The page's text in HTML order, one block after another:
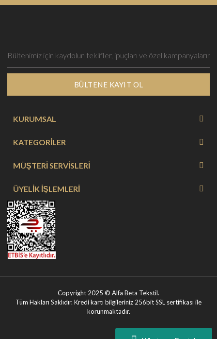
BÜLTENE KAYIT OL
KURUMSAL
KATEGORİLER
MÜŞTERİ SERVİSLERİ
ÜYELİK İŞLEMLERİ
Copyright 2025 © Alfa Beta Tekstil.
Tüm Hakları Saklıdır. Kredi kartı bilgileriniz 256bit SSL sertifikası ile
korunmaktadır.